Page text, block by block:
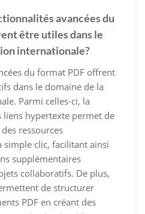
avancées du
être utiles dans le
internationale?
du format PDF offrent
dans le domaine de la
Parmi celles-ci, la
liens hypertexte permet de
ressources
clic, facilitant ainsi
supplémentaires
collaboratifs. De plus,
de structurer
PDF en créant des